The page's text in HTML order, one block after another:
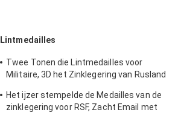
Lintmedailles
Twee Tonen die Lintmedailles voor
Militaire, 3D het Zinklegering van Rusland
Het ijzer stempelde de Medailles van de
zinklegering voor RSF, Zacht Email met